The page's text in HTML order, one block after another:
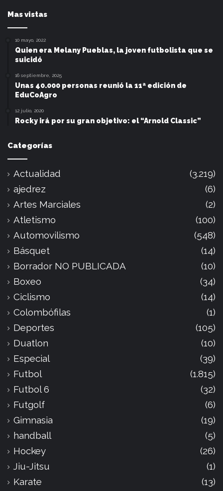
Mas vistas
10 mayo, 2022
Quien era Melany Pueblas, la joven futbolista que se
suicidó
16 septiembre, 2025
Unas 40.000 personas reunió la 11ª edición de
EduCoAgro
12 julio, 2020
Rocky irá por su gran objetivo: el “Arnold Classic”
Categorías
Actualidad
(3.219)
ajedrez
(6)
Artes Marciales
(2)
Atletismo
(100)
Automovilismo
(548)
Básquet
(14)
Borrador NO PUBLICADA
(10)
Boxeo
(34)
Ciclismo
(14)
Colombófilas
(1)
Deportes
(105)
Duatlon
(10)
Especial
(39)
Futbol
(1.815)
Futbol 6
(32)
Futgolf
(6)
Gimnasia
(19)
handball
(5)
Hockey
(26)
Jiu-Jitsu
(1)
Karate
(13)